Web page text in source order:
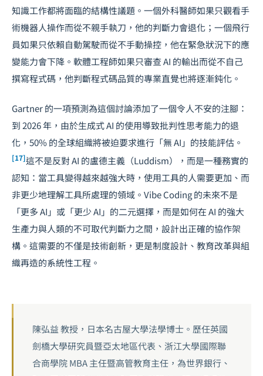
知識工作都將面臨的結構性議題。一個外科醫師如果只觀看手
術機器人操作而從不親手執刀，他的判斷力會退化；一個飛行
員如果只依賴自動駕駛而從不手動操控，他在緊急狀況下的應
變能力會下降。軟體工程師如果只審查 AI 的輸出而從不自己
撰寫程式碼，他判斷程式碼品質的專業直覺也將逐漸鈍化。
Gartner 的一項預測為這個討論添加了一個令人不安的注腳：
到 2026 年，由於生成式 AI 的使用導致批判性思考能力的退
化，50% 的全球組織將被迫要求進行「無 AI」的技能評估。
[17]這不是反對 AI 的盧德主義（Luddism），而是一種務實的
認知：當工具變得越來越強大時，使用工具的人需要更加、而
非更少地理解工具所處理的領域。Vibe Coding 的未來不是
「更多 AI」或「更少 AI」的二元選擇，而是如何在 AI 的強大
生產力與人類的不可取代判斷力之間，設計出正確的協作架
構。這需要的不僅是技術創新，更是制度設計 、教育改革與組
織再造的系統性工程。
陳弘益 教授，日本名古屋大學法學博士。歷任英國
劍橋大學研究員暨亞太地區代表、浙江大學國際聯
合商學院 MBA 主任暨高管教育主任，為世界銀行、